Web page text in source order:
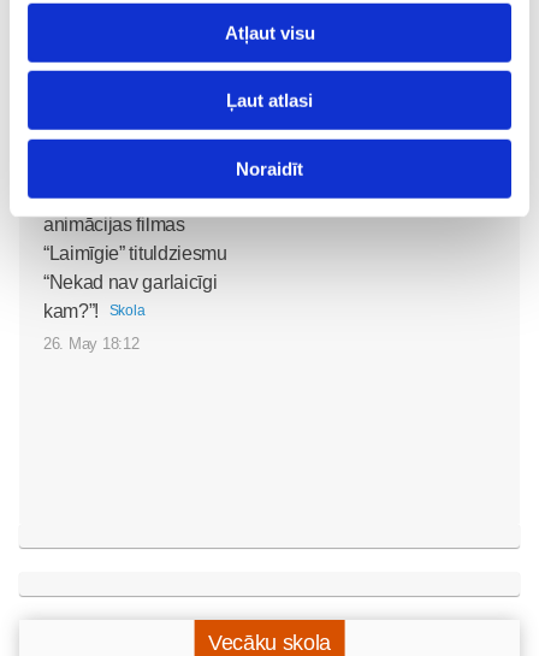
Atļaut visu
Ļaut atlasi
Noraidīt
Edmunda Jansona
animācijas filmas
“Laimīgie” tituldziesmu
“Nekad nav garlaicīgi
kam?”!
Skola
26. May 18:12
Vecāku skola